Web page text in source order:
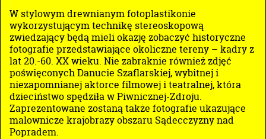
W stylowym drewnianym fotoplastikonie
wykorzystującym technikę stereoskopową
zwiedzający będą mieli okazję zobaczyć historyczne
fotografie przedstawiające okoliczne tereny – kadry z
lat 20.-60. XX wieku. Nie zabraknie również zdjęć
poświęconych Danucie Szaflarskiej, wybitnej i
niezapomnianej aktorce filmowej i teatralnej, która
dzieciństwo spędziła w Piwnicznej-Zdroju.
Zaprezentowane zostaną także fotografie ukazujące
malownicze krajobrazy obszaru Sądecczyzny nad
Popradem.